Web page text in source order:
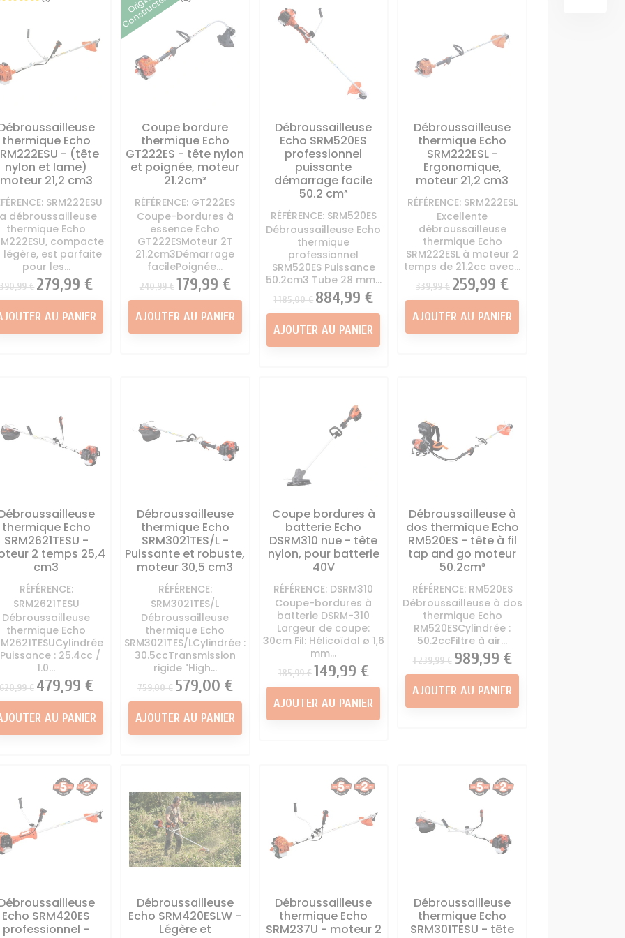
et essence
- Kit entretien
moteur tracteur
tondeuse
Tracteur
Tondeuse
d'essence
tondeuse
Direction Tracteur
tondeuse
Divers tracteur tondeuse
Pneu - chambre à air
Siege Conducteur
Autoportée
tondeuse
Kit mulching autoportée
Lame Tracteur Tondeuse
Palier - Support lame
Autoportée
Pièces carter de coupe
Vis de lame Tracteur
tondeuse
Contacteur à clé + sécurité
tracteur tondeuse
Démarreur - Lanceur
TRANSMISSION
Boite à vitesse tracteur
tondeuse
Courroie Lame Tracteur
Tondeuse
Courroie traction tracteur
tondeuse
Poulie Tracteur Tondeuse
Roulements Tracteur
Tondeuse
thermique Echo
- (tête
nylon et lame)
moteur 21,2 cm3
SRM222ESU
débroussailleuse
thermique Echo
compacte
légère, est parfaite
pour les...
390,99 € Prix
279,99 €
AU PANIER
Constructeur
Coupe bordure
thermique Echo
GT222ES - tête nylon
et poignée, moteur
21.2cm³
RÉFÉRENCE: GT222ES
Coupe-bordures à
essence Echo
GT222ESMoteur 2T
21.2cm3Démarrage
facilePoignée...
Prix
240,99 € Prix
179,99 €
AJOUTER AU PANIER
Débroussailleuse
Echo SRM520ES
professionnel
puissante
démarrage facile
50.2 cm³
RÉFÉRENCE: SRM520ES
Débroussailleuse Echo
thermique
professionnel
SRM520ES Puissance
50.2cm3 Tube 28 mm...
Prix
1 185,00 € Prix
884,99 €
AJOUTER AU PANIER
Débroussailleuse
thermique Echo
SRM222ESL -
Ergonomique,
moteur 21,2 cm3
RÉFÉRENCE: SRM222ESL
Excellente
débroussailleuse
thermique Echo
SRM222ESL à moteur 2
temps de 21.2cc avec...
Prix
339,99 € Prix
259,99 €
AJOUTER AU PANIER
thermique Echo
SRM2621TESU -
2 temps 25,4
cm3
RÉFÉRENCE:
SRM2621TESU
Débroussailleuse
thermique Echo
: 25.4cc /
1.0...
€ Prix
479,99 €
AU PANIER
Débroussailleuse
thermique Echo
SRM3021TES/L -
Puissante et robuste,
moteur 30,5 cm3
RÉFÉRENCE:
SRM3021TES/L
Débroussailleuse
thermique Echo
SRM3021TES/LCylindrée :
30.5ccTransmission
rigide "High...
Prix
759,00 € Prix
579,00 €
AJOUTER AU PANIER
Coupe bordures à
batterie Echo
DSRM310 nue - tête
nylon, pour batterie
40V
RÉFÉRENCE: DSRM310
Coupe-bordures à
batterie DSRM-310
Largeur de coupe:
30cm Fil: Hélicoïdal ø 1,6
mm...
Prix
185,99 €Prix
149,99 €
AJOUTER AU PANIER
Débroussailleuse à
dos thermique Echo
RM520ES - tête à fil
tap and go moteur
50.2cm³
RÉFÉRENCE: RM520ES
Débroussailleuse à dos
thermique Echo
RM520ESCylindrée :
50.2ccFiltre à air...
Prix
1 239,99 € Prix
989,99 €
AJOUTER AU PANIER
Echo SRM420ES
professionnel -
Débroussailleuse
Echo SRM420ESLW -
Légère et
Débroussailleuse
thermique Echo
SRM237U - moteur 2
Débroussailleuse
thermique Echo
SRM301TESU - tête